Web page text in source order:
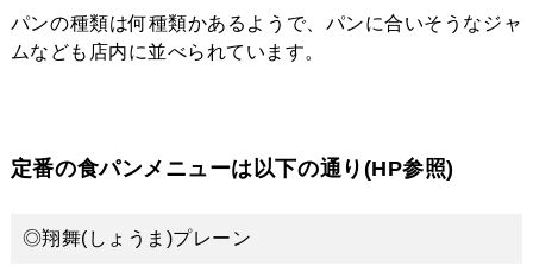
パンの種類は何種類かあるようで、パンに合いそうなジャ
ムなども店内に並べられています。
定番の食パンメニューは以下の通り (HP参照)
◎翔舞(しょうま)プレーン